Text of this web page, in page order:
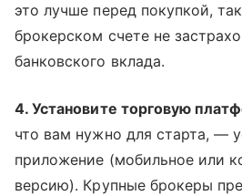
это лучше перед покупкой,
брокерском счете не
банковского вклада.
4. Установите торговую
что вам нужно для старта, —
приложение (мобильное или
версию). Крупные брокеры